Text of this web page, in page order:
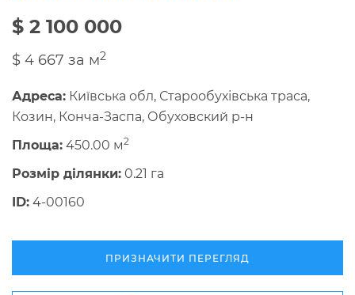
$ 2 100 000
$ 4 667 за м2
Адреса: Київська обл, Старообухівська траса,
Козин, Конча-Заспа, Обуховский р-н
Площа: 450.00 м2
Розмір ділянки: 0.21 га
ID: 4-00160
ПРИЗНАЧИТИ ПЕРЕГЛЯД